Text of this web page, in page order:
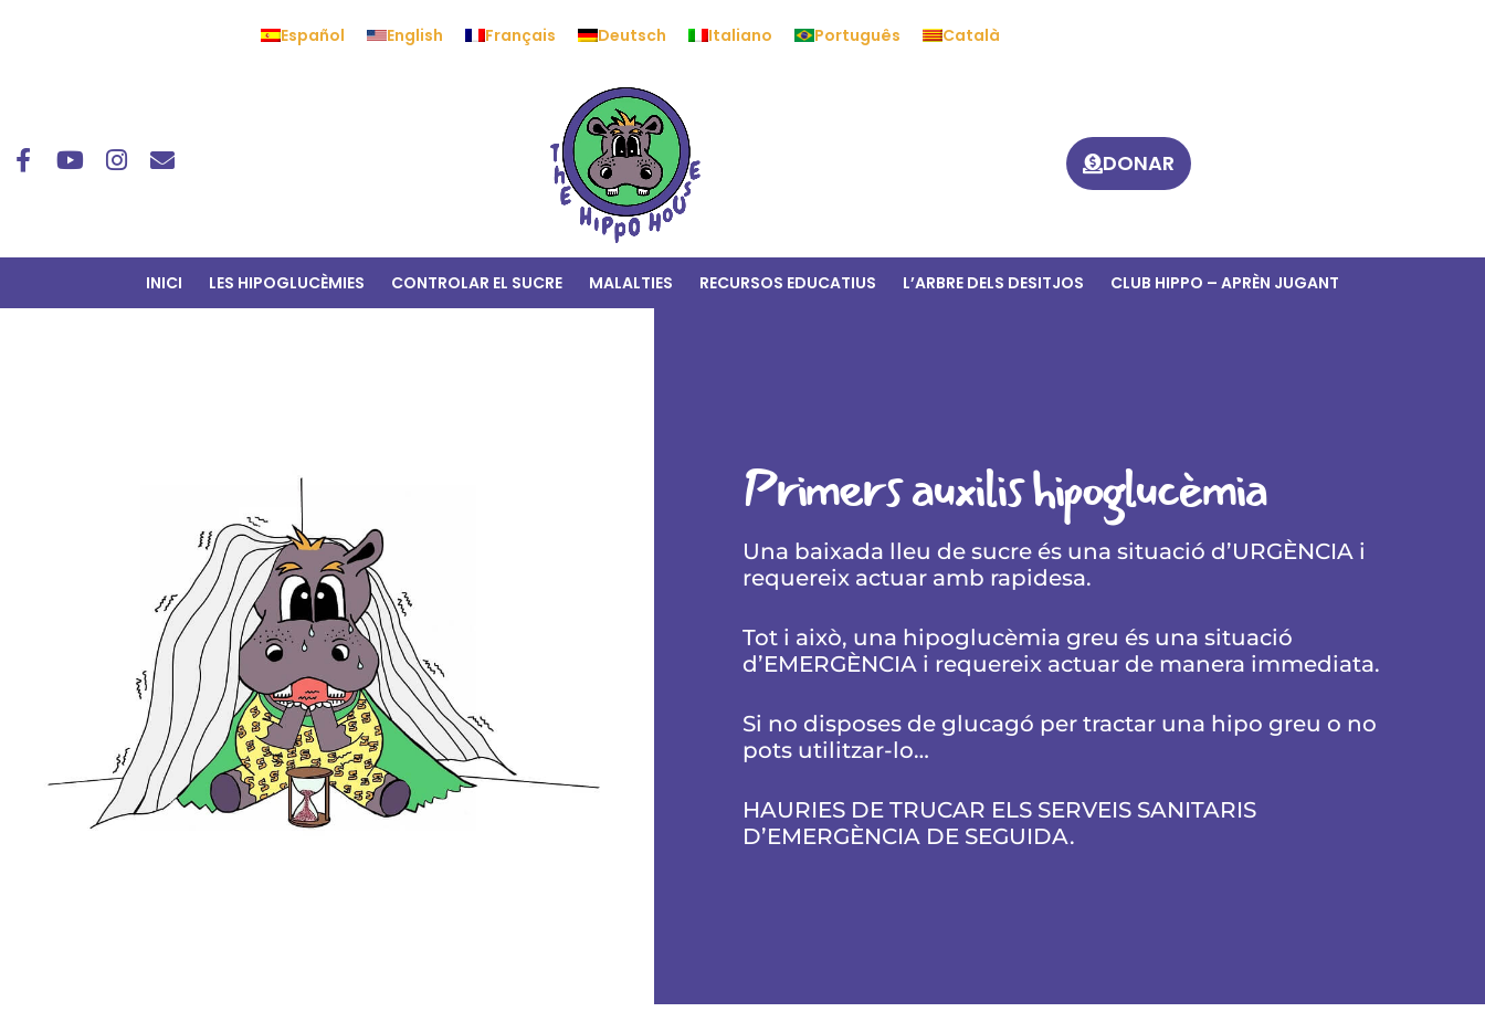
Español English Français Deutsch Italiano Português Català
DONAR
INICI LES HIPOGLUCÈMIES CONTROLAR EL SUCRE MALALTIES RECURSOS EDUCATIUS L’ARBRE DELS DESITJOS CLUB HIPPO – APRÈN JUGANT
Primers auxilis hipoglucèmia
Una baixada lleu de sucre és una situació d’URGÈNCIA i
requereix actuar amb rapidesa.
Tot i això, una hipoglucèmia greu és una situació
d’EMERGÈNCIA i requereix actuar de manera immediata.
Si no disposes de glucagó per tractar una hipo greu o no
pots utilitzar-lo…
HAURIES DE TRUCAR ELS SERVEIS SANITARIS
D’EMERGÈNCIA DE SEGUIDA.